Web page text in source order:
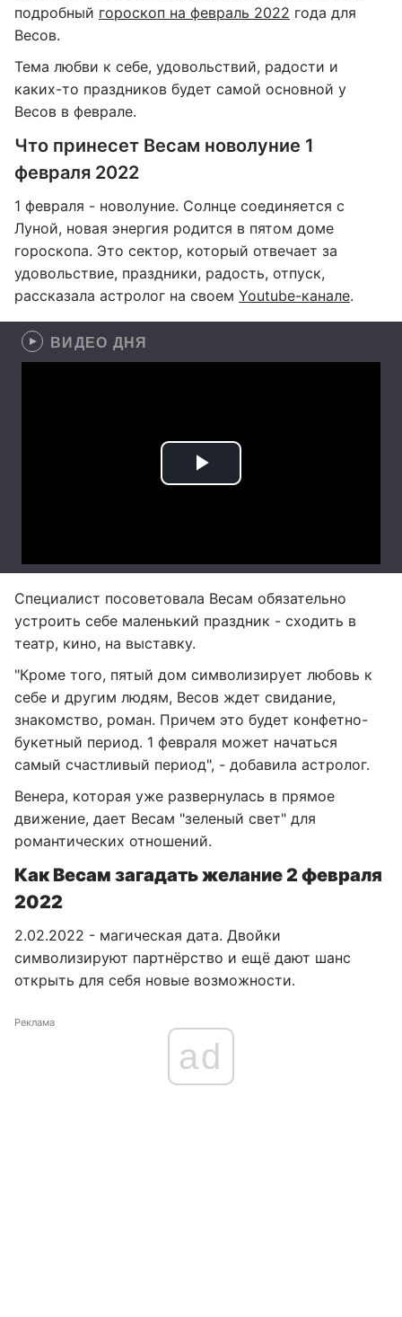
подробный гороскоп на февраль 2022 года для
Весов.
Тема любви к себе, удовольствий, радости и
каких-то праздников будет самой основной у
Весов в феврале.
Что принесет Весам новолуние 1
февраля 2022
1 февраля - новолуние. Солнце соединяется с
Луной, новая энергия родится в пятом доме
гороскопа. Это сектор, который отвечает за
удовольствие, праздники, радость, отпуск,
рассказала астролог на своем Youtube-канале.
ВИДЕО ДНЯ
Специалист посоветовала Весам обязательно
устроить себе маленький праздник - сходить в
театр, кино, на выставку.
"Кроме того, пятый дом символизирует любовь к
себе и другим людям, Весов ждет свидание,
знакомство, роман. Причем это будет конфетно-
букетный период. 1 февраля может начаться
самый счастливый период", - добавила астролог.
Венера, которая уже развернулась в прямое
движение, дает Весам "зеленый свет" для
романтических отношений.
Как Весам загадать желание 2 февраля
2022
2.02.2022 - магическая дата. Двойки
символизируют партнёрство и ещё дают шанс
открыть для себя новые возможности.
Реклама
ad